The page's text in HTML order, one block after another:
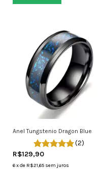
Anel Tungstenio Dragon Blue
(2)
R$129,90
6xde R$21,65 sem juros